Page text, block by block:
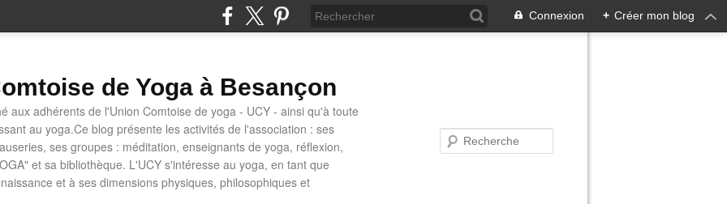
Connexion + Créer mon blog
de Yoga à Besançon
aux adhérents de l'Union Comtoise de yoga - UCY - ainsi qu'à toute
au yoga.Ce blog présente les activités de l'association : ses
ses groupes : méditation, enseignants de yoga, réflexion,
et sa bibliothèque. L'UCY s'intéresse au yoga, en tant que
et à ses dimensions physiques, philosophiques et